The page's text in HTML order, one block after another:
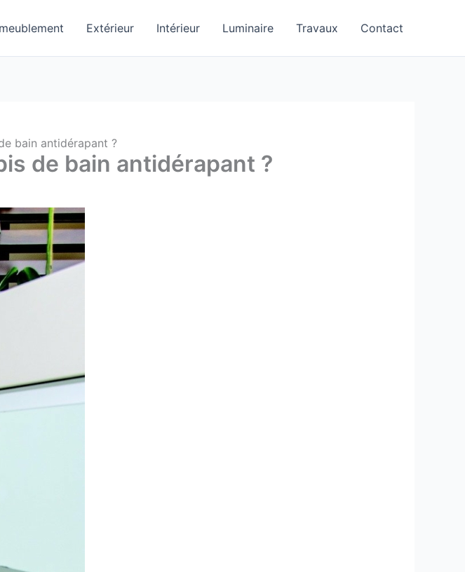
Extérieur Intérieur Luminaire Travaux Contact
bain antidérapant ?
de bain antidérapant ?